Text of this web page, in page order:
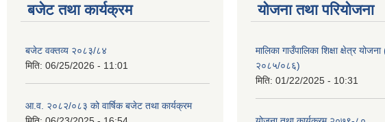
बजेट तथा कार्यक्रम
बजेट वक्तव्य २०८३/८४
मिति: 06/25/2026 - 11:01
आ.व. २०८२/०८३ को वार्षिक बजेट तथा कार्यक्रम
योजना तथा परियोजना
मालिका गाउँपालिका शिक्षा क्षेत्र
२०८५/०८६)
मिति: 01/22/2025 - 10:31